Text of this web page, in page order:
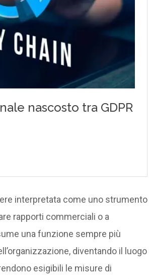
interpretata come uno strumento
rapporti commerciali o a
una funzione sempre più
diventando il luogo
esigibili le misure di